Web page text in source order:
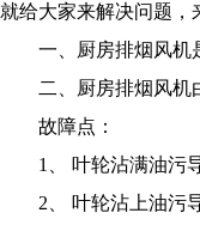
就给大家来解决问题，
一、厨房排烟风机是
二、厨房排烟风机由
故障点：
1、 叶轮沾满油污导
2、 叶轮沾上油污导